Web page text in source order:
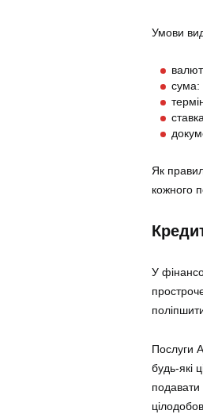
Умови
сума:
Як
кожного
У
Послуги
будь-які